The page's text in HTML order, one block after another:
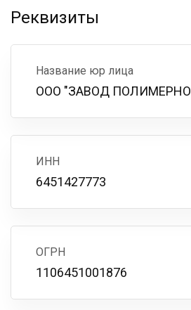
Реквизиты
Название юр лица
ООО "ЗАВОД
ИНН
6451427773
ОГРН
1106451001876